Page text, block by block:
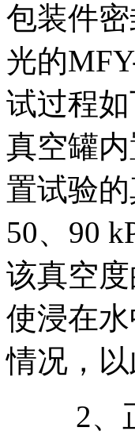
包装件
光的
试过程
真空罐
置试验
50、90
该真空
使浸在
情况，
2、正